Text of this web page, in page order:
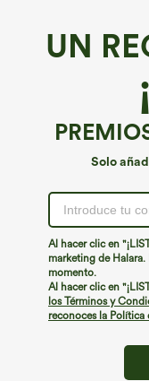
UN
Solo
Al hacer clic en
marketing de
momento.
Al hacer clic en
los Términos y
reconoces la Política
Body de trabajo